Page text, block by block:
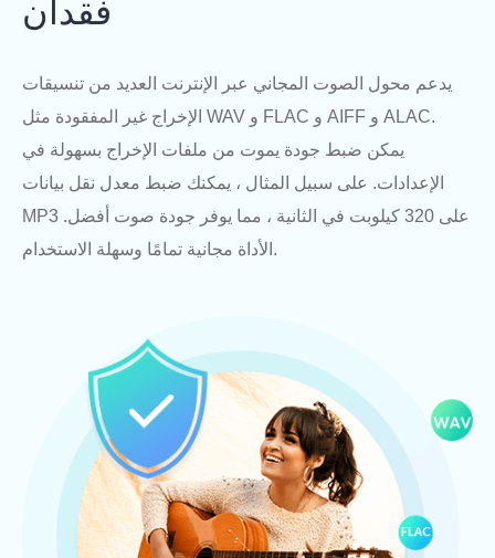
فقدان
يدعم محول الصوت المجاني عبر الإنترنت العديد من تنسيقات
الإخراج غير المفقودة مثل WAV و FLAC و AIFF و ALAC.
يمكن ضبط جودة يموت من ملفات الإخراج بسهولة في
الإعدادات. على سبيل المثال ، يمكنك ضبط معدل نقل بيانات
MP3 على 320 كيلوبت في الثانية ، مما يوفر جودة صوت أفضل.
الأداة مجانية تمامًا وسهلة الاستخدام.